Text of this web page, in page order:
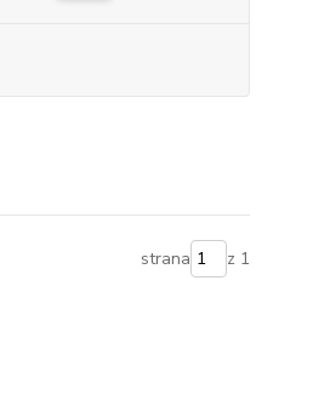
strana z 1